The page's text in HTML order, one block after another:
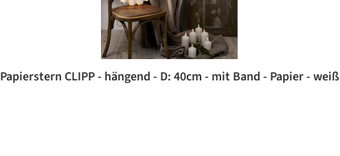
Papierstern CLIPP - hängend - D: 40cm - mit Band - Papier - weiß